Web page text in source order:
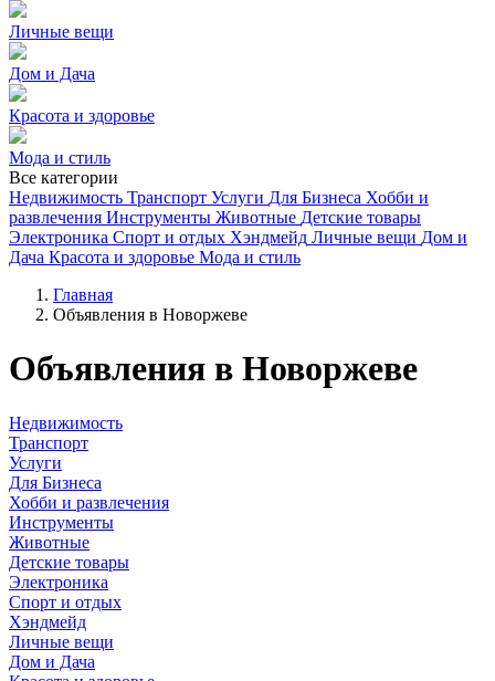
Личные вещи
Дом и Дача
Красота и здоровье
Мода и стиль
Все категории
Недвижимость Транспорт Услуги Для Бизнеса Хобби и
развлечения Инструменты Животные Детские товары
Электроника Спорт и отдых Хэндмейд Личные вещи Дом и
Дача Красота и здоровье Мода и стиль
Главная
Объявления в Новоржеве
Объявления в Новоржеве
Недвижимость
Транспорт
Услуги
Для Бизнеса
Хобби и развлечения
Инструменты
Животные
Детские товары
Электроника
Спорт и отдых
Хэндмейд
Личные вещи
Дом и Дача